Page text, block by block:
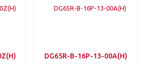
DG65R-B-16P-13-00A(H)